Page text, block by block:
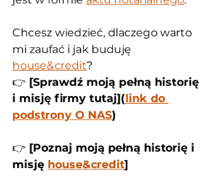
Chcesz wiedzieć, dlaczego warto
mi zaufać i jak buduję
house&credit?
👉 [Sprawdź moją pełną historię
i misję firmy tutaj](link do
podstrony O NAS)
👉 [Poznaj moją pełną historię i
misję house&credit]